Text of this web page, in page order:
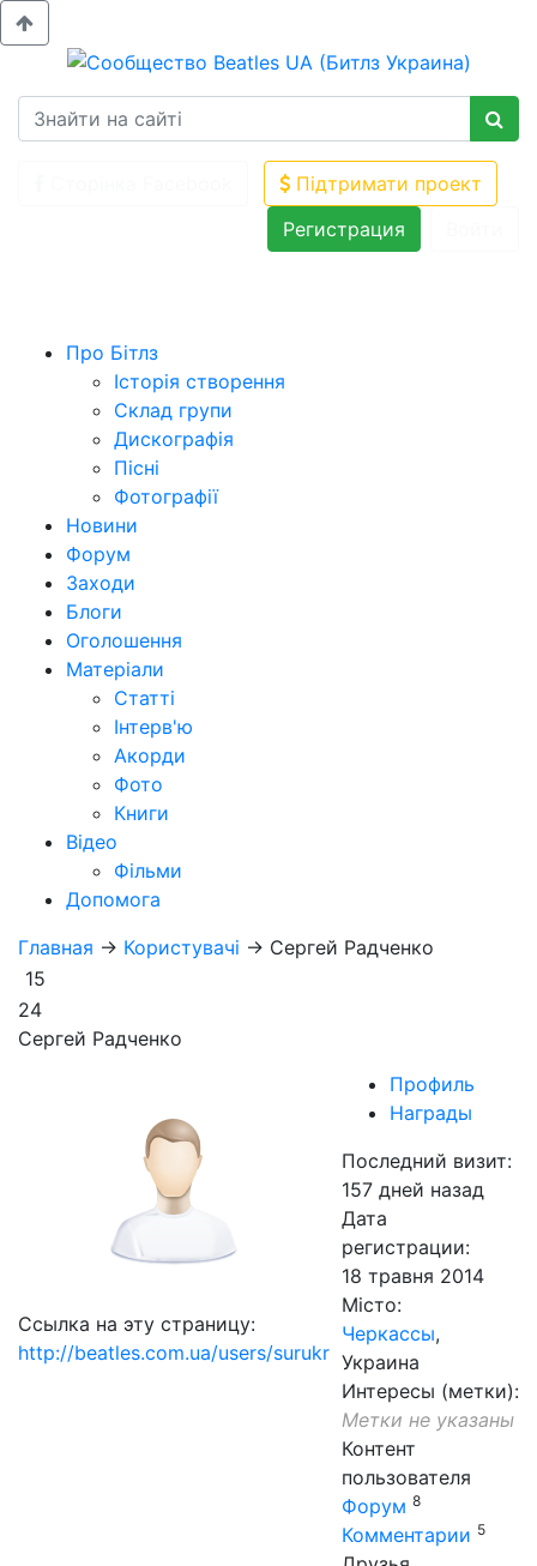
Підтримати проект
Регистрация
Про Бітлз
Історія створення
Склад групи
Дискографія
Пісні
Фотографії
Новини
Форум
Заходи
Блоги
Оголошення
Матеріали
Статті
Інтерв'ю
Акорди
Фото
Книги
Відео
Фільми
Допомога
Главная → Користувачі → Сергей Радченко
15
24
Сергей Радченко
Ссылка на эту страницу:
http://beatles.com.ua/users/surukr
Профиль
Награды
Последний визит:
157 дней назад
Дата
регистрации:
18 травня 2014
Місто:
Черкассы,
Украина
Интересы (метки):
Метки не указаны
Контент
пользователя
Форум 8
Комментарии 5